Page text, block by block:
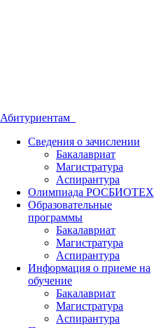
Абитуриентам
Сведения о зачислении
Бакалавриат
Магистратура
Аспирантура
Олимпиада РОСБИОТЕХ
Образовательные
программы
Бакалавриат
Магистратура
Аспирантура
Информация о приеме на
обучение
Бакалавриат
Магистратура
Аспирантура